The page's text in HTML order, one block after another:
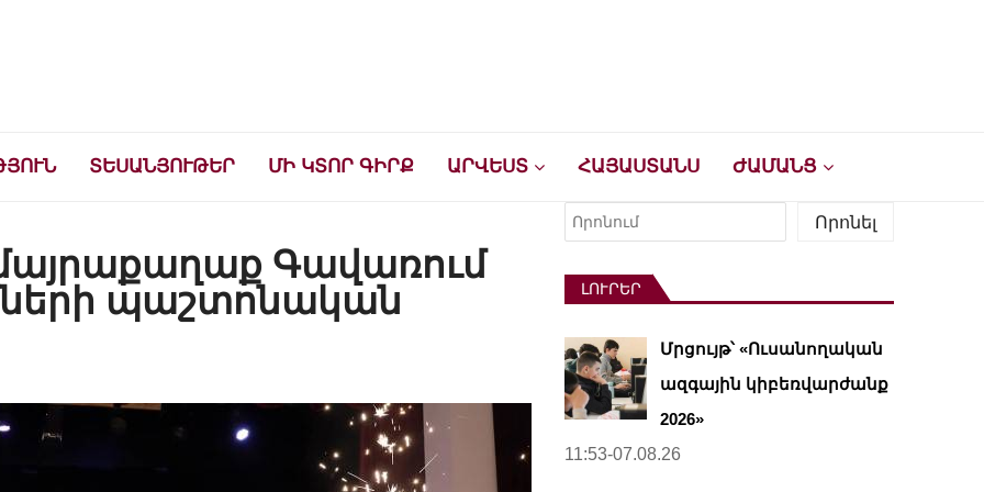
ՏԵՍԱՆՅՈՒԹԵՐ ՄԻ ԿՏՈՐ ԳԻՐՔ ԱՐՎԵՍՏ ՀԱՅԱՍՏԱՆՍ ԺԱՄԱՆՑ
Գավառում
պաշտոնական
Որոնել
Որոնել
ԼՈՒՐԵՐ
Մրցույթ՝ «Ուսանողական
ազգային կիբեռվարժանք
2026»
11:53-07.08.26